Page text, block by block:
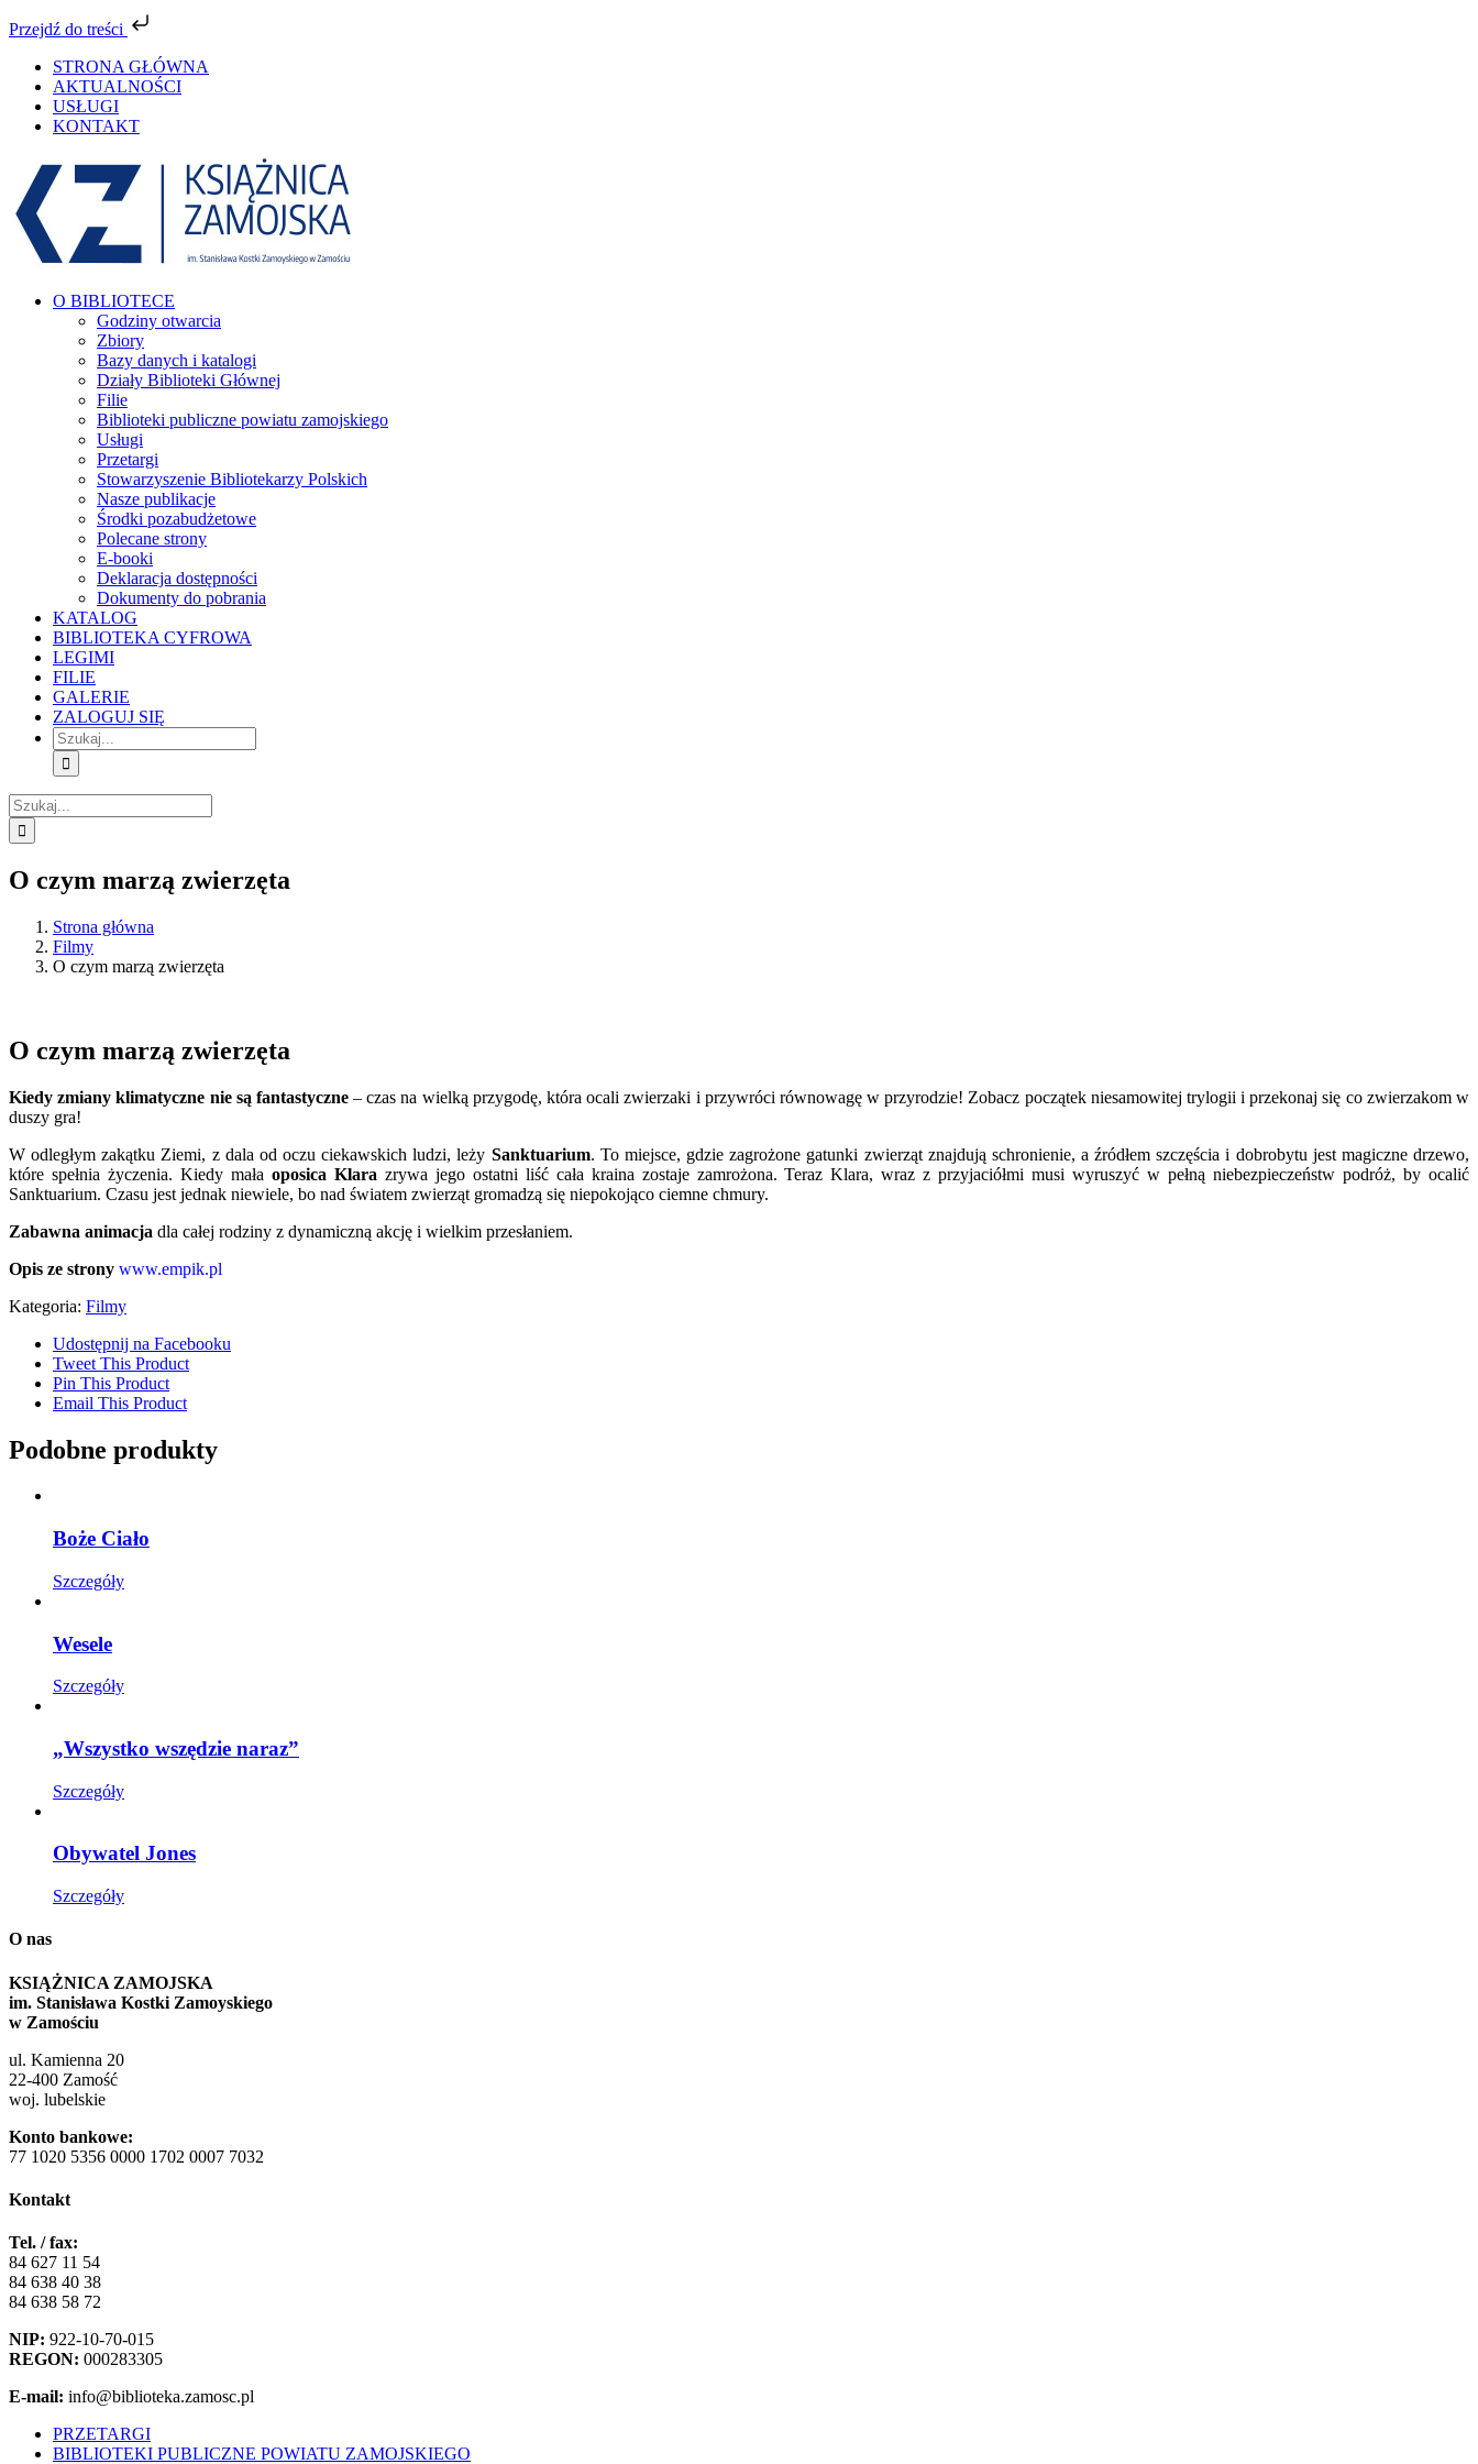
Przejdź do treści
zawartości
STRONA GŁÓWNA
AKTUALNOŚCI
USŁUGI
KONTAKT
Facebook
YouTube
Instagram
Tiktok
O BIBLIOTECE
Godziny otwarcia
Zbiory
Bazy danych i katalogi
Działy Biblioteki Głównej
Filie
Biblioteki publiczne powiatu zamojskiego
Usługi
Przetargi
Stowarzyszenie Bibliotekarzy Polskich
Nasze publikacje
Środki pozabudżetowe
Polecane strony
E-booki
Deklaracja dostępności
Dokumenty do pobrania
KATALOG
BIBLIOTEKA CYFROWA
LEGIMI
FILIE
GALERIE
ZALOGUJ SIĘ
Szukaj
Szukaj
O czym marzą zwierzęta
Strona główna
Filmy
O czym marzą zwierzęta
O czym marzą zwierzęta
Kiedy zmiany klimatyczne nie są fantastyczne– czas na wielką przygodę, która ocali zwierzaki i przywróci równowagę w przyrodzie! Zobacz początek niesamowitej trylogii i przekonaj się co zwierzakom w
duszy gra!
W odległym zakątku Ziemi, z dala od oczu ciekawskich ludzi, leży Sanktuarium. To miejsce, gdzie zagrożone gatunki zwierząt znajdują schronienie, a źródłem szczęścia i dobrobytu jest magiczne drzewo,
które spełnia życzenia. Kiedy mała oposica Klara zrywa jego ostatni liść cała kraina zostaje zamrożona. Teraz Klara, wraz z przyjaciółmi musi wyruszyć w pełną niebezpieczeństw podróż, by ocalić
Sanktuarium. Czasu jest jednak niewiele, bo nad światem zwierząt gromadzą się niepokojąco ciemne chmury.
Zabawna animacja dla całej rodziny z dynamiczną akcję i wielkim przesłaniem.
Opis ze strony www.empik.pl
Kategoria: Filmy
Udostępnij na Facebooku
Tweet This Product
Pin This Product
Email This Product
Podobne produkty
Boże Ciało
Szczegóły
Wesele
Szczegóły
„Wszystko wszędzie naraz”
Szczegóły
Obywatel Jones
Szczegóły
O nas
KSIĄŻNICA ZAMOJSKA
im. Stanisława Kostki Zamoyskiego
w Zamościu
ul. Kamienna 20
22-400 Zamość
woj. lubelskie
Konto bankowe:
77 1020 5356 0000 1702 0007 7032
Kontakt
Tel. / fax:
84 627 11 54
84 638 40 38
84 638 58 72
NIP: 922-10-70-015
REGON: 000283305
E-mail: info@biblioteka.zamosc.pl
PRZETARGI
BIBLIOTEKI PUBLICZNE POWIATU ZAMOJSKIEGO